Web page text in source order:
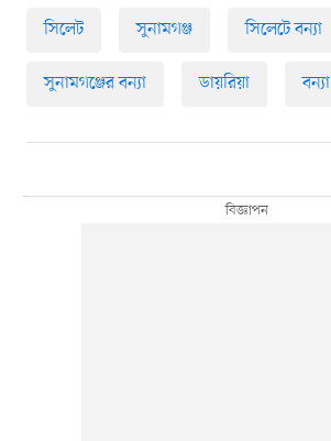
সিলেট সুনামগঞ্জ সিলেটে বন্যা
সুনামগঞ্জের বন্যা ডায়রিয়া বন্যা